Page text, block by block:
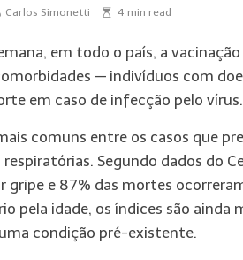
Carlos Simonetti 4 min read
em todo o país, a
— indivíduos com
em caso de infecção pelo vírus.
comuns entre os casos que
Segundo dados do
gripe e 87% das mortes
pela idade, os índices são ainda
condição pré-existente.